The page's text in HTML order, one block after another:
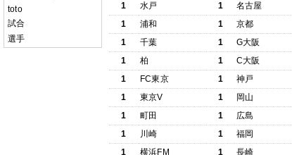
toto
試合
選手
1
水戸 1
名古屋
1
浦和 1
京都
1
千葉 1
G大阪
1
柏 1
C大阪
1
FC東京 1
神戸
1
東京V 1
岡山
1
町田 1
広島
1
川崎 1
福岡
1
横浜FM 1 長崎